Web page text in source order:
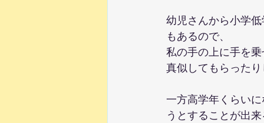
幼児さんから小学
もあるので、
私の手の上に手を
真似してもらったり
一方高学年くらい
うとすることが出